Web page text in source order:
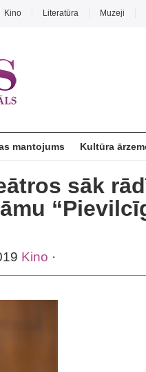
Kino Literatūra Muzeji
mantojums Kultūra
sāk
Kino ·